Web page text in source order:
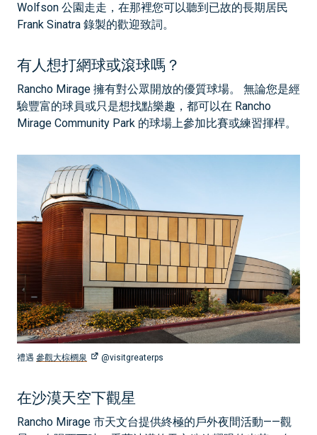
Wolfson 公園走走，在那裡您可以聽到已故的長期居民
Frank Sinatra 錄製的歡迎致詞。
有人想打網球或滾球嗎？
Rancho Mirage 擁有對公眾開放的優質球場。 無論您是經
驗豐富的球員或只是想找點樂趣，都可以在 Rancho
Mirage Community Park 的球場上參加比賽或練習揮桿。
禮遇 參觀大棕櫚泉 @visitgreaterps
在沙漠天空下觀星
Rancho Mirage 市天文台提供終極的戶外夜間活動——觀